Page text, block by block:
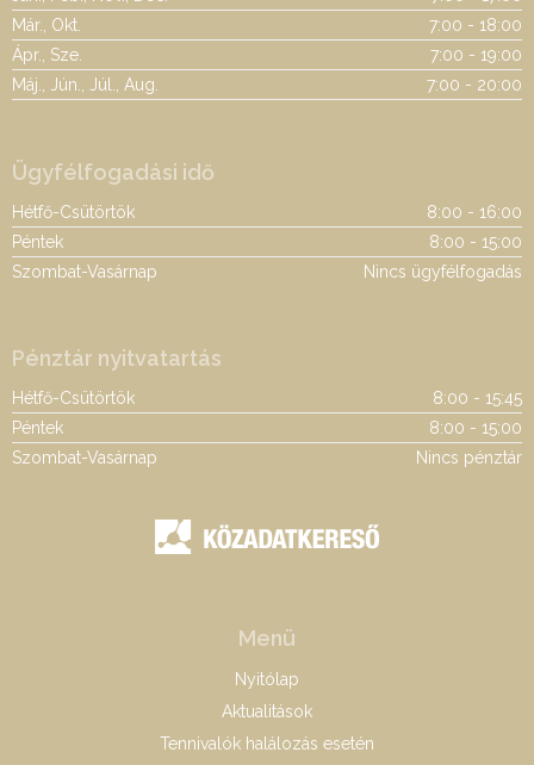
Már., Okt.
7:00 - 18:00
Ápr., Sze.
7:00 - 19:00
Máj., Jún., Júl., Aug.
7:00 - 20:00
Ügyfélfogadási idő
Hétfő-Csütörtök
8:00 - 16:00
Péntek
8:00 - 15:00
Szombat-Vasárnap
Nincs ügyfélfogadás
Pénztár nyitvatartás
Hétfő-Csütörtök
8:00 - 15:45
Péntek
8:00 - 15:00
Szombat-Vasárnap
Nincs pénztár
Menü
Nyitólap
Aktualitások
Tennivalók halálozás esetén